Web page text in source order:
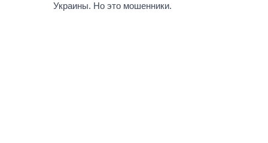
Украины. Но это мошенники.